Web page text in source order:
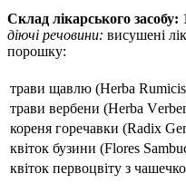
Склад лікарського засобу:
діючі речовини: висушені
порошку:
трави щавлю (Неrba
трави вербени (Неrbа
кореня горечавки (Rаdіх
квіток бузини (Flоrеs
квіток первоцвіту з